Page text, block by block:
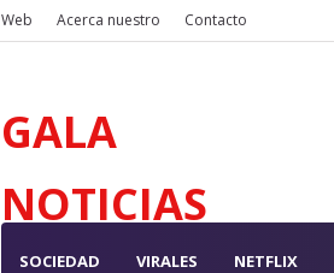
Web Acerca nuestro Contacto
GALA
NOTICIAS
SOCIEDAD VIRALES NETFLIX